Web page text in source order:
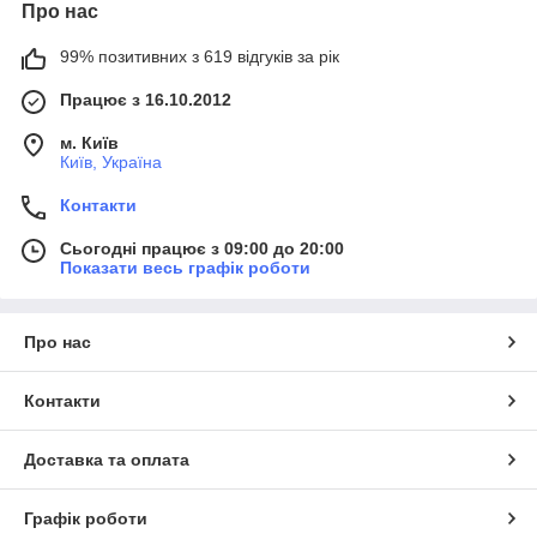
Про нас
99% позитивних з 619 відгуків за рік
Працює з 16.10.2012
м. Київ
Київ, Україна
Контакти
Сьогодні працює з 09:00 до 20:00
Показати весь графік роботи
Про нас
Контакти
Доставка та оплата
Графік роботи